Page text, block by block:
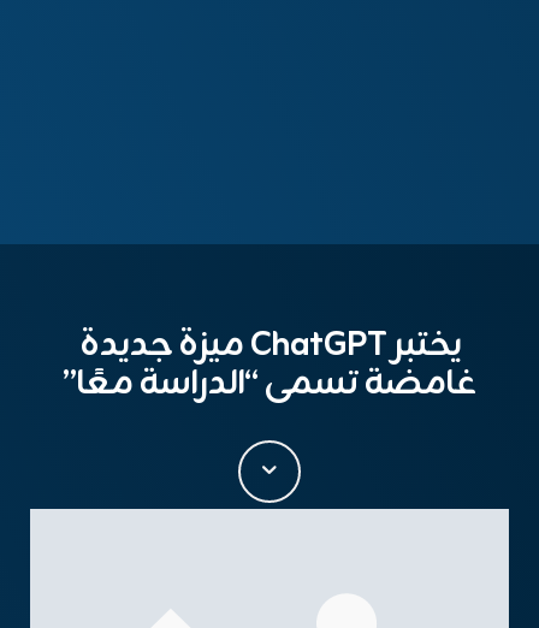
يختبر ChatGPT ميزة جديدة
غامضة تسمى “الدراسة معًا”